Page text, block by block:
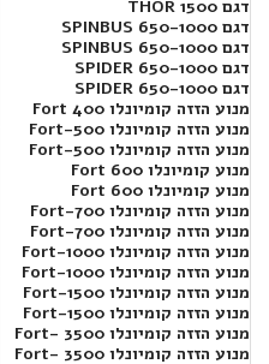
דגם THOR 1500
דגם SPINBUS 650-1000
דגם SPINBUS 650-1000
דגם SPIDER 650-1000
דגם SPIDER 650-1000
מנוע הזזה קומיונלו Fort 400
מנוע הזזה קומיונלו Fort-500
מנוע הזזה קומיונלו Fort-500
מנוע קומיונלו 600 Fort
מנוע קומיונלו 600 Fort
מנוע הזזה קומיונלו Fort-700
מנוע הזזה קומיונלו Fort-700
מנוע הזזה קומיונלו Fort-1000
מנוע הזזה קומיונלו Fort-1000
מנוע הזזה קומיונלו Fort-1500
מנוע הזזה קומיונלו Fort-1500
מנוע הזזה קומיונלו Fort- 3500
מנוע הזזה קומיונלו Fort- 3500